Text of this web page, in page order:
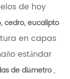
de hoy
cedro, eucalipto
en capas
estándar
de diámetro,